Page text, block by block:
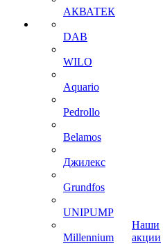
АКВАТЕК
DAB
WILO
Aquario
Pedrollo
Belamos
Джилекс
Grundfos
UNIPUMP
Millennium
Наши
акции